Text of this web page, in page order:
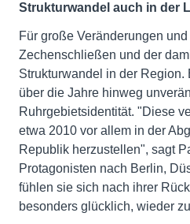
Strukturwandel auch in der
Für große Veränderungen
Zechenschließen und der
Strukturwandel in der Region.
über die Jahre hinweg
Ruhrgebietsidentität. "Diese
etwa 2010 vor allem in der
Republik herzustellen", sagt
Protagonisten nach Berlin,
fühlen sie sich nach ihrer
besonders glücklich, wieder